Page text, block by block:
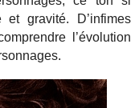
gravité. D’infimes
l’évolution